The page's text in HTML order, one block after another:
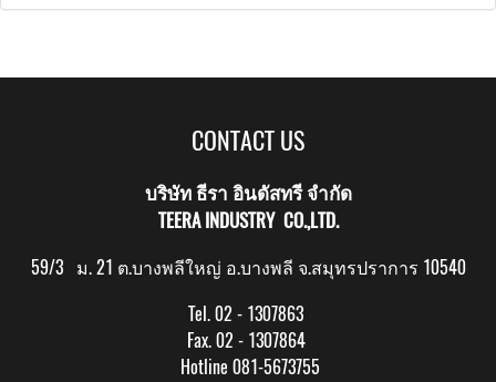
CONTACT US
บริษัท ธีรา อินดัสทรี จำกัด
TEERA INDUSTRY CO.,LTD.
59/3 ม. 21 ต.บางพลีใหญ่ อ.บางพลี จ.สมุทรปราการ 10540
Tel. 02 - 1307863
Fax. 02 - 1307864
Hotline 081-5673755